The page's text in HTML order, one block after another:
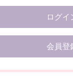
ログイ
会員登